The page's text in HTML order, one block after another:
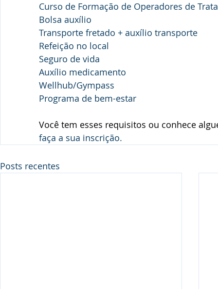
Curso de Formação de Operadores de
Bolsa auxílio
Transporte fretado + auxílio transporte
Refeição no local
Seguro de vida
Auxílio medicamento
Wellhub/Gympass
Programa de bem-estar
Você tem esses requisitos ou conhece
faça a sua inscrição.
Posts recentes